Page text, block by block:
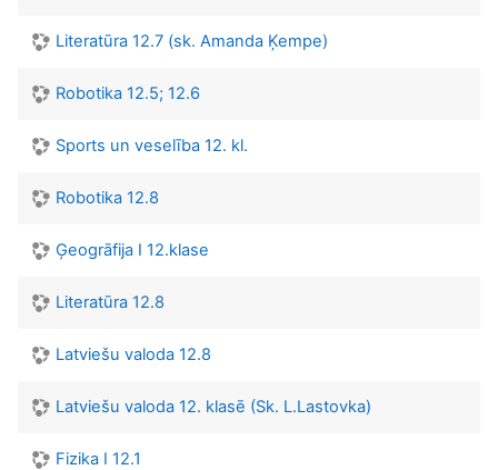
Literatūra 12.7 (sk. Amanda Ķempe)
Robotika 12.5; 12.6
Sports un veselība 12. kl.
Robotika 12.8
Ģeogrāfija I 12.klase
Literatūra 12.8
Latviešu valoda 12.8
Latviešu valoda 12. klasē (Sk. L.Lastovka)
Fizika I 12.1